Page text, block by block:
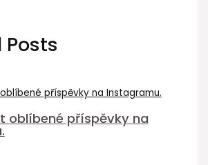
Posts
oblíbené příspěvky na